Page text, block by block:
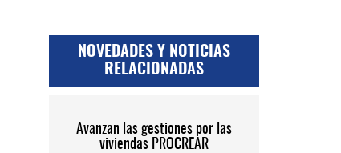
NOVEDADES Y NOTICIAS
RELACIONADAS
Avanzan las gestiones por las
viviendas PROCREAR